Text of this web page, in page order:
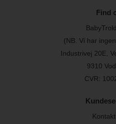
Find
(NB. Vi har
Industrivej 20E,
9310
CVR: